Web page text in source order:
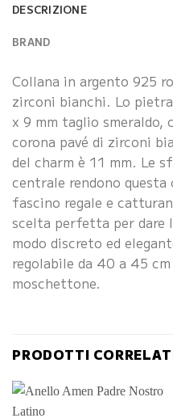
DESCRIZIONE
BRAND
Collana in argento 925
zirconi bianchi. Lo
x 9 mm taglio
corona pavé di zirconi
del charm è 11 mm. Le
centrale rendono
fascino regale e
scelta perfetta per dare
modo discreto ed
regolabile da 40 a 45
moschettone.
PRODOTTI